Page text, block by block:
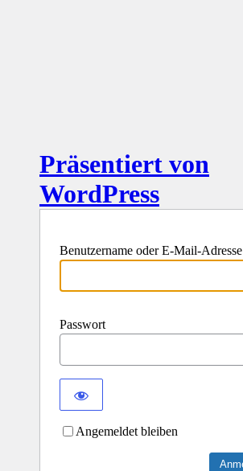
Präsentiert von
WordPress
Benutzername oder E-Mail-Adresse
Passwort
Angemeldet bleiben